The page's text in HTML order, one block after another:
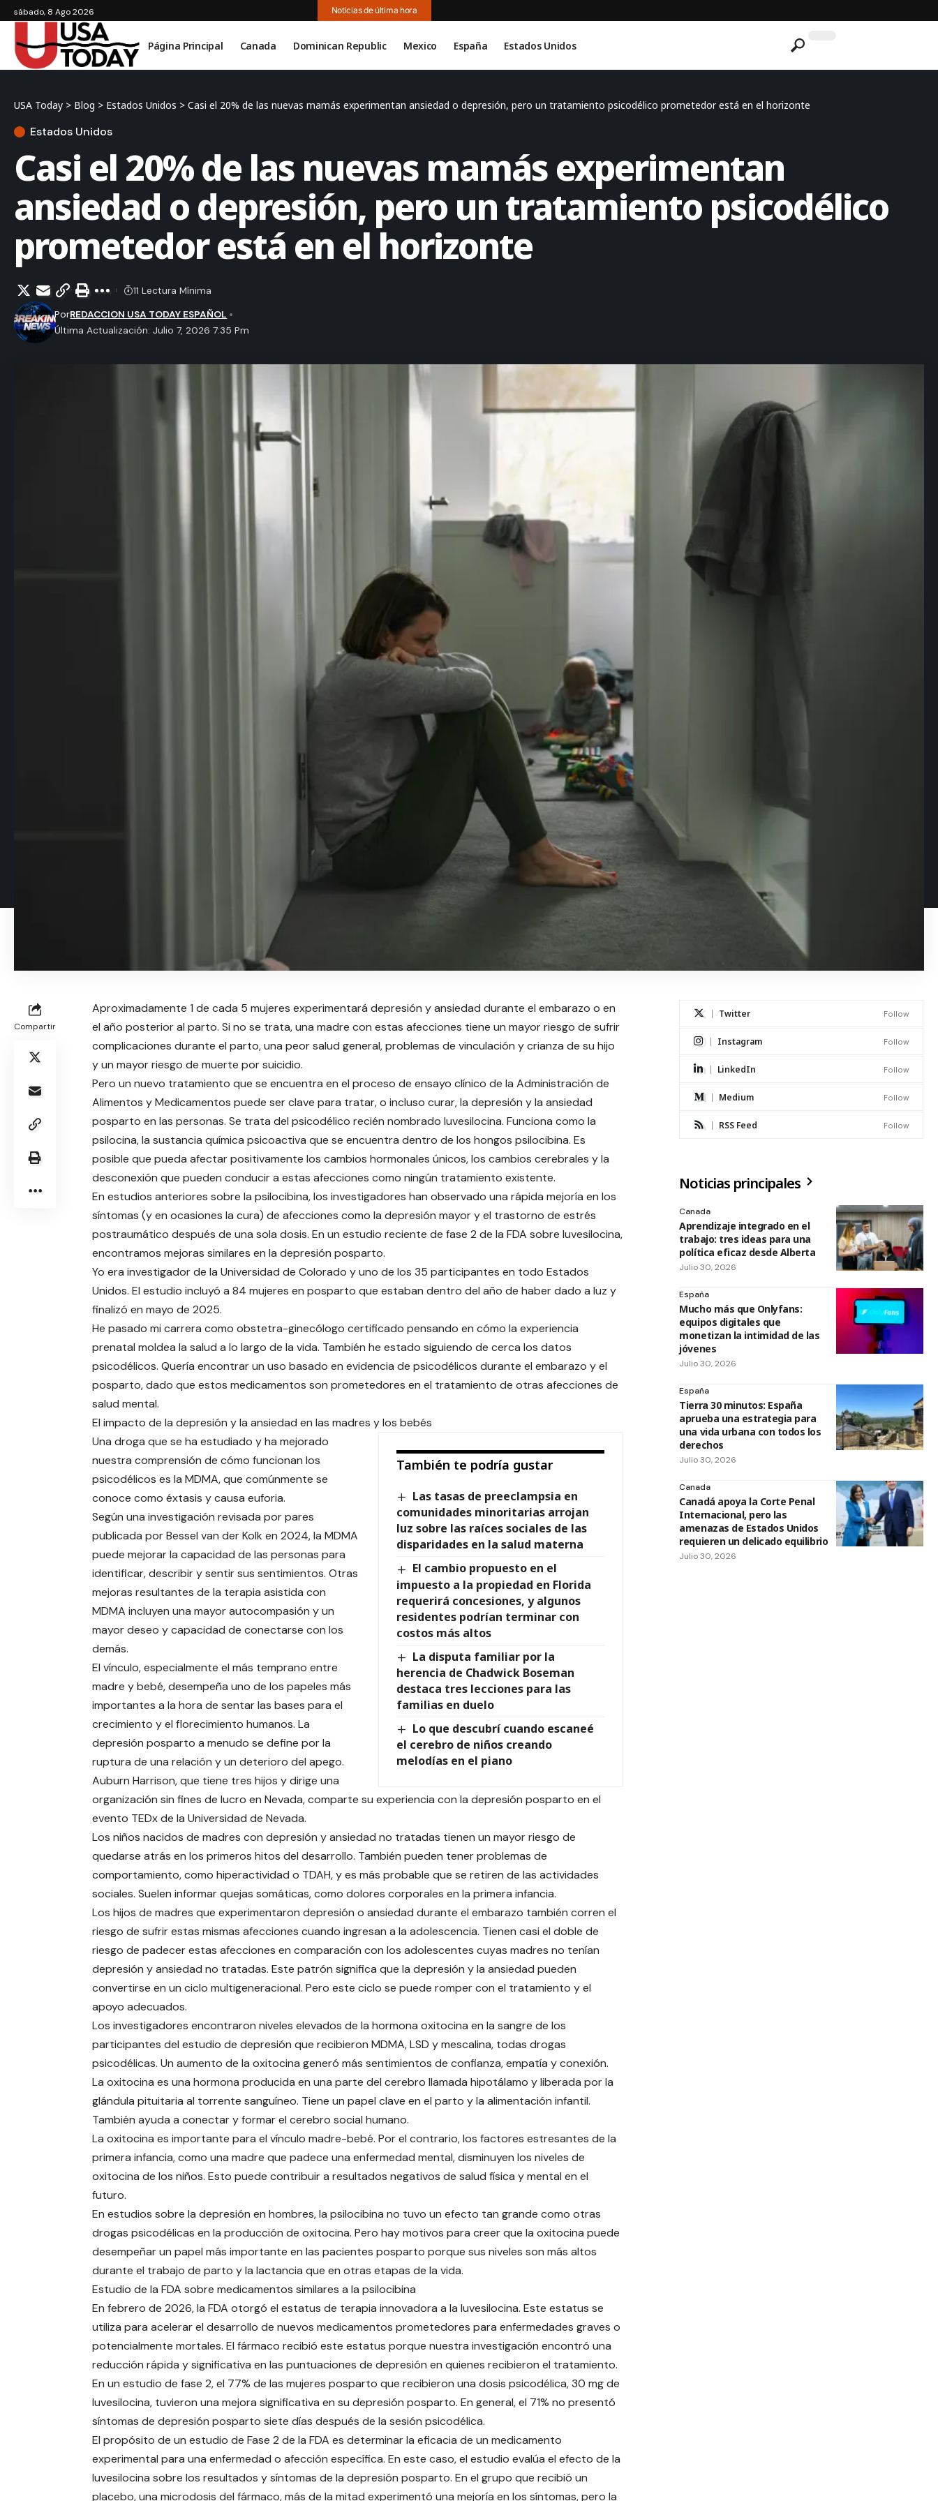
sábado, 8 Ago 2026 Noticias de última hora
Página Principal Canada Dominican Republic Mexico España Estados Unidos
USA Today > Blog > Estados Unidos > Casi el 20% de las nuevas mamás experimentan ansiedad o depresión, pero un tratamiento psicodélico prometedor está en el horizonte
Estados Unidos
Casi el 20% de las nuevas mamás experimentan
ansiedad o depresión, pero un tratamiento psicodélico
prometedor está en el horizonte
Última Actualización: Julio 7, 2026 7:35 Pm
PorREDACCION USA TODAY ESPAÑOL
11 Lectura Mínima
Compartir
Aproximadamente 1 de cada 5 mujeres experimentará depresión y ansiedad durante el embarazo o en
el año posterior al parto. Si no se trata, una madre con estas afecciones tiene un mayor riesgo de sufrir
complicaciones durante el parto, una peor salud general, problemas de vinculación y crianza de su hijo
y un mayor riesgo de muerte por suicidio.
Pero un nuevo tratamiento que se encuentra en el proceso de ensayo clínico de la Administración de
Alimentos y Medicamentos puede ser clave para tratar, o incluso curar, la depresión y la ansiedad
posparto en las personas. Se trata del psicodélico recién nombrado luvesilocina. Funciona como la
psilocina, la sustancia química psicoactiva que se encuentra dentro de los hongos psilocibina. Es
posible que pueda afectar positivamente los cambios hormonales únicos, los cambios cerebrales y la
desconexión que pueden conducir a estas afecciones como ningún tratamiento existente.
En estudios anteriores sobre la psilocibina, los investigadores han observado una rápida mejoría en los
síntomas (y en ocasiones la cura) de afecciones como la depresión mayor y el trastorno de estrés
postraumático después de una sola dosis. En un estudio reciente de fase 2 de la FDA sobre luvesilocina,
encontramos mejoras similares en la depresión posparto.
Yo era investigador de la Universidad de Colorado y uno de los 35 participantes en todo Estados
Unidos. El estudio incluyó a 84 mujeres en posparto que estaban dentro del año de haber dado a luz y
finalizó en mayo de 2025.
He pasado mi carrera como obstetra-ginecólogo certificado pensando en cómo la experiencia
prenatal moldea la salud a lo largo de la vida. También he estado siguiendo de cerca los datos
psicodélicos. Quería encontrar un uso basado en evidencia de psicodélicos durante el embarazo y el
posparto, dado que estos medicamentos son prometedores en el tratamiento de otras afecciones de
salud mental.
El impacto de la depresión y la ansiedad en las madres y los bebés
También te podría gustar
Las tasas de preeclampsia en
comunidades minoritarias arrojan
luz sobre las raíces sociales de las
disparidades en la salud materna
El cambio propuesto en el
impuesto a la propiedad en Florida
requerirá concesiones, y algunos
residentes podrían terminar con
costos más altos
La disputa familiar por la
herencia de Chadwick Boseman
destaca tres lecciones para las
familias en duelo
Lo que descubrí cuando escaneé
el cerebro de niños creando
melodías en el piano
Una droga que se ha estudiado y ha mejorado
nuestra comprensión de cómo funcionan los
psicodélicos es la MDMA, que comúnmente se
conoce como éxtasis y causa euforia.
Según una investigación revisada por pares
publicada por Bessel van der Kolk en 2024, la MDMA
puede mejorar la capacidad de las personas para
identificar, describir y sentir sus sentimientos. Otras
mejoras resultantes de la terapia asistida con
MDMA incluyen una mayor autocompasión y un
mayor deseo y capacidad de conectarse con los
demás.
El vínculo, especialmente el más temprano entre
madre y bebé, desempeña uno de los papeles más
importantes a la hora de sentar las bases para el
crecimiento y el florecimiento humanos. La
depresión posparto a menudo se define por la
ruptura de una relación y un deterioro del apego.
Auburn Harrison, que tiene tres hijos y dirige una
organización sin fines de lucro en Nevada, comparte su experiencia con la depresión posparto en el
evento TEDx de la Universidad de Nevada.
Los niños nacidos de madres con depresión y ansiedad no tratadas tienen un mayor riesgo de
quedarse atrás en los primeros hitos del desarrollo. También pueden tener problemas de
comportamiento, como hiperactividad o TDAH, y es más probable que se retiren de las actividades
sociales. Suelen informar quejas somáticas, como dolores corporales en la primera infancia.
Los hijos de madres que experimentaron depresión o ansiedad durante el embarazo también corren el
riesgo de sufrir estas mismas afecciones cuando ingresan a la adolescencia. Tienen casi el doble de
riesgo de padecer estas afecciones en comparación con los adolescentes cuyas madres no tenían
depresión y ansiedad no tratadas. Este patrón significa que la depresión y la ansiedad pueden
convertirse en un ciclo multigeneracional. Pero este ciclo se puede romper con el tratamiento y el
apoyo adecuados.
Los investigadores encontraron niveles elevados de la hormona oxitocina en la sangre de los
participantes del estudio de depresión que recibieron MDMA, LSD y mescalina, todas drogas
psicodélicas. Un aumento de la oxitocina generó más sentimientos de confianza, empatía y conexión.
La oxitocina es una hormona producida en una parte del cerebro llamada hipotálamo y liberada por la
glándula pituitaria al torrente sanguíneo. Tiene un papel clave en el parto y la alimentación infantil.
También ayuda a conectar y formar el cerebro social humano.
La oxitocina es importante para el vínculo madre-bebé. Por el contrario, los factores estresantes de la
primera infancia, como una madre que padece una enfermedad mental, disminuyen los niveles de
oxitocina de los niños. Esto puede contribuir a resultados negativos de salud física y mental en el
futuro.
En estudios sobre la depresión en hombres, la psilocibina no tuvo un efecto tan grande como otras
drogas psicodélicas en la producción de oxitocina. Pero hay motivos para creer que la oxitocina puede
desempeñar un papel más importante en las pacientes posparto porque sus niveles son más altos
durante el trabajo de parto y la lactancia que en otras etapas de la vida.
Estudio de la FDA sobre medicamentos similares a la psilocibina
En febrero de 2026, la FDA otorgó el estatus de terapia innovadora a la luvesilocina. Este estatus se
utiliza para acelerar el desarrollo de nuevos medicamentos prometedores para enfermedades graves o
potencialmente mortales. El fármaco recibió este estatus porque nuestra investigación encontró una
reducción rápida y significativa en las puntuaciones de depresión en quienes recibieron el tratamiento.
En un estudio de fase 2, el 77% de las mujeres posparto que recibieron una dosis psicodélica, 30 mg de
luvesilocina, tuvieron una mejora significativa en su depresión posparto. En general, el 71% no presentó
síntomas de depresión posparto siete días después de la sesión psicodélica.
El propósito de un estudio de Fase 2 de la FDA es determinar la eficacia de un medicamento
experimental para una enfermedad o afección específica. En este caso, el estudio evalúa el efecto de la
luvesilocina sobre los resultados y síntomas de la depresión posparto. En el grupo que recibió un
placebo, una microdosis del fármaco, más de la mitad experimentó una mejoría en los síntomas, pero la
Twitter Follow
Instagram Follow
LinkedIn Follow
Medium Follow
RSS Feed Follow
Noticias principales
Canada
Aprendizaje integrado en el
trabajo: tres ideas para una
política eficaz desde Alberta
Julio 30, 2026
España
Mucho más que Onlyfans:
equipos digitales que
monetizan la intimidad de las
jóvenes
Julio 30, 2026
España
Tierra 30 minutos: España
aprueba una estrategia para
una vida urbana con todos los
derechos
Julio 30, 2026
Canada
Canadá apoya la Corte Penal
Internacional, pero las
amenazas de Estados Unidos
requieren un delicado equilibrio
Julio 30, 2026